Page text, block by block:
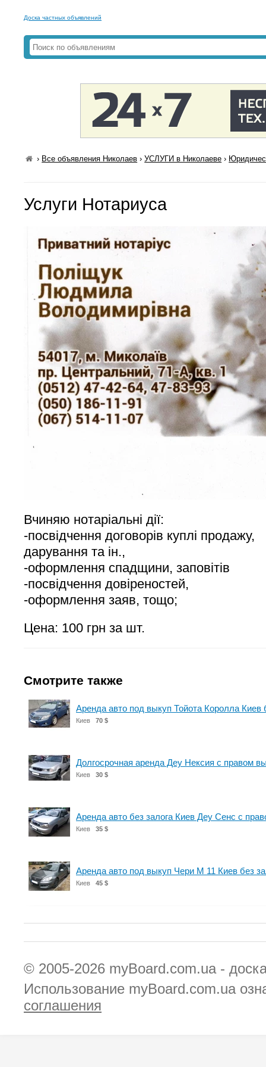
Доска частных объявлений
› Все объявления Николаев ›УСЛУГИ в Николаеве ›
Услуги Нотариуса
Вчиняю нотаріальні дії:
-посвідчення договорів куплі продажу,
дарування та ін.,
-оформлення спадщини, заповітів
-посвідчення довіреностей,
-оформлення заяв, тощо;
Цена: 100 грн за шт.
Смотрите также
Аренда авто под выкуп Тойота Королла Киев
Киев 70 $
Долгосрочная аренда Деу Нексия с правом
Киев 30 $
Аренда авто без залога Киев Деу Сенс с
Киев 35 $
Аренда авто под выкуп Чери М 11 Киев без
Киев 45 $
© 2005-2026 myBoard.com.ua -
Использование myBoard.com.ua
соглашения